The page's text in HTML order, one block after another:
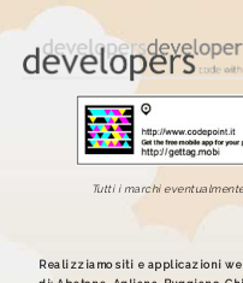
Tutti i marchi
Realizziamo siti e applicazioni